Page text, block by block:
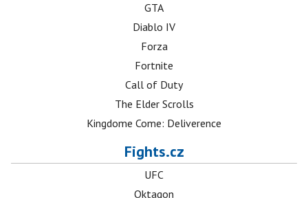
GTA
Diablo IV
Forza
Fortnite
Call of Duty
The Elder Scrolls
Kingdome Come: Deliverence
Fights.cz
UFC
Oktagon